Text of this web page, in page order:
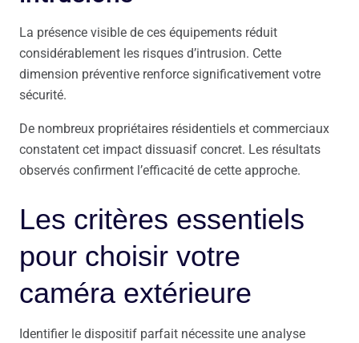
La présence visible de ces équipements réduit
considérablement les risques d’intrusion. Cette
dimension préventive renforce significativement votre
sécurité.
De nombreux propriétaires résidentiels et commerciaux
constatent cet impact dissuasif concret. Les résultats
observés confirment l’efficacité de cette approche.
Les critères essentiels
pour choisir votre
caméra extérieure
Identifier le dispositif parfait nécessite une analyse